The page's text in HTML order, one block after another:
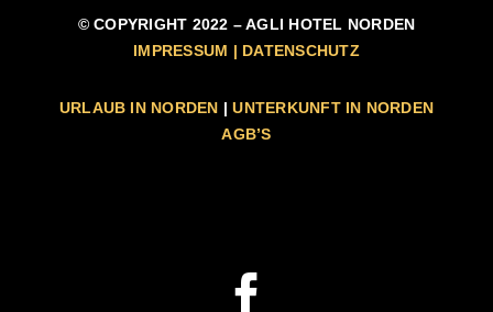
© COPYRIGHT 2022 – AGLI HOTEL NORDEN
IMPRESSUM | DATENSCHUTZ
URLAUB IN NORDEN |UNTERKUNFT IN NORDEN
AGB’S